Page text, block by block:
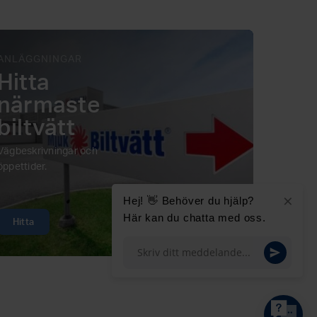
och
Hitta
×
Hej! 👋 Behöver du hjälp?
Här kan du chatta med oss.